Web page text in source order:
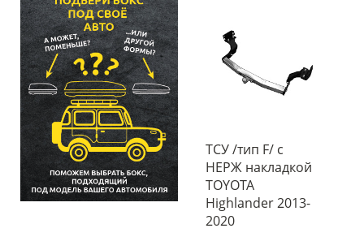
ТСУ /тип F/ с
НЕРЖ накладкой
TOYOTA
Highlander 2013-
2020